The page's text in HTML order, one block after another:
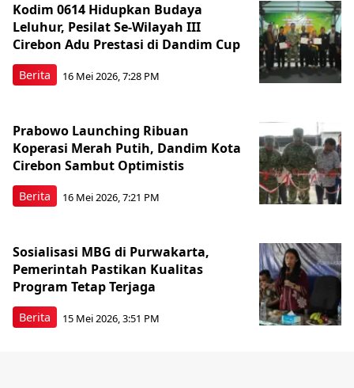
Berita
Kodim 0614 Hidupkan Budaya
Leluhur, Pesilat Se-Wilayah III
Cirebon Adu Prestasi di Dandim Cup
16 Mei 2026, 7:28 PM
Berita
Prabowo Launching Ribuan
Koperasi Merah Putih, Dandim Kota
Cirebon Sambut Optimistis
16 Mei 2026, 7:21 PM
Berita
Sosialisasi MBG di Purwakarta,
Pemerintah Pastikan Kualitas
Program Tetap Terjaga
15 Mei 2026, 3:51 PM